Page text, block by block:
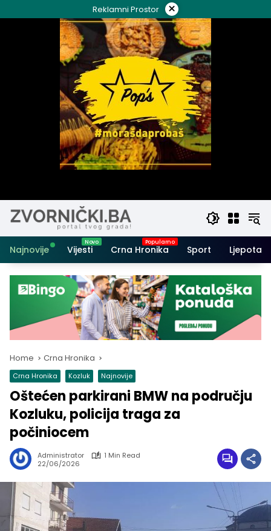
to
Reklamni Prostor ×
Najnovije Vijesti Crna Hronika Sport Ljepota i
Home Crna Hronika
Crna Hronika Kozluk Najnovije
Oštećen parkirani BMW na području
Kozluku, policija traga za
počiniocem
Administrator
1 Min Read
22/06/2026